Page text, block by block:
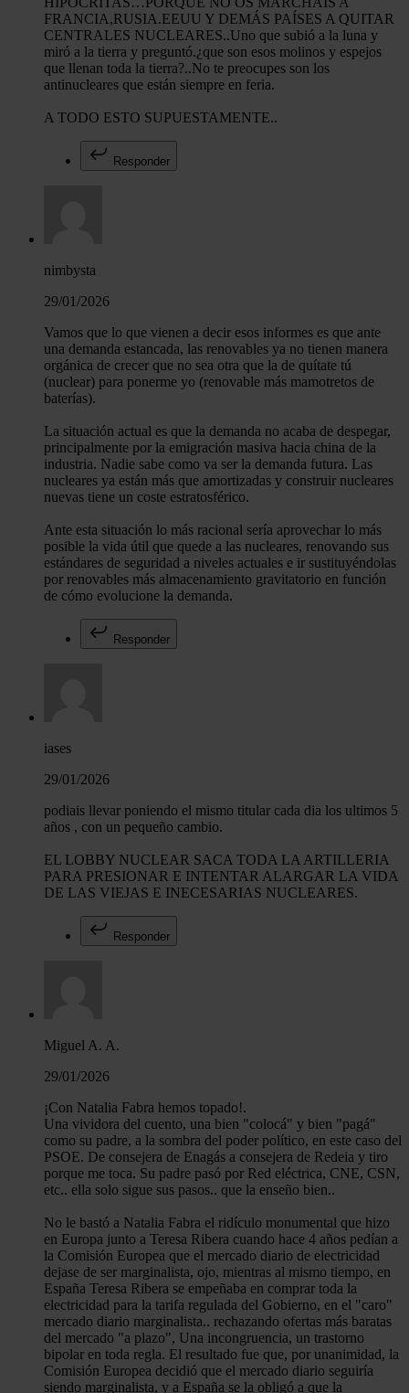
FRANCIA,RUSIA.EEUU Y DEMÁS PAÍSES A QUITAR
CENTRALES NUCLEARES..Uno que subió a la luna y
miró a la tierra y preguntó.¿que son esos molinos y espejos
que llenan toda la tierra?..No te preocupes son los
antinucleares que están siempre en feria.
A TODO ESTO SUPUESTAMENTE..
Responder
nimbysta
29/01/2026
Vamos que lo que vienen a decir esos informes es que ante
una demanda estancada, las renovables ya no tienen manera
orgánica de crecer que no sea otra que la de quítate tú
(nuclear) para ponerme yo (renovable más mamotretos de
baterías).
La situación actual es que la demanda no acaba de despegar,
principalmente por la emigración masiva hacia china de la
industria. Nadie sabe como va ser la demanda futura. Las
nucleares ya están más que amortizadas y construir nucleares
nuevas tiene un coste estratosférico.
Ante esta situación lo más racional sería aprovechar lo más
posible la vida útil que quede a las nucleares, renovando sus
estándares de seguridad a niveles actuales e ir sustituyéndolas
por renovables más almacenamiento gravitatorio en función
de cómo evolucione la demanda.
Responder
iases
29/01/2026
podiais llevar poniendo el mismo titular cada dia los ultimos 5
años , con un pequeño cambio.
EL LOBBY NUCLEAR SACA TODA LA ARTILLERIA
PARA PRESIONAR E INTENTAR ALARGAR LA VIDA
DE LAS VIEJAS E INECESARIAS NUCLEARES.
Responder
Miguel A. A.
29/01/2026
¡Con Natalia Fabra hemos topado!.
Una vividora del cuento, una bien "colocá" y bien "pagá"
como su padre, a la sombra del poder político, en este caso del
PSOE. De consejera de Enagás a consejera de Redeia y tiro
porque me toca. Su padre pasó por Red eléctrica, CNE, CSN,
etc.. ella solo sigue sus pasos.. que la enseño bien..
No le bastó a Natalia Fabra el ridículo monumental que hizo
en Europa junto a Teresa Ribera cuando hace 4 años pedían a
la Comisión Europea que el mercado diario de electricidad
dejase de ser marginalista, ojo, mientras al mismo tiempo, en
España Teresa Ribera se empeñaba en comprar toda la
electricidad para la tarifa regulada del Gobierno, en el "caro"
mercado diario marginalista.. rechazando ofertas más baratas
del mercado "a plazo", Una incongruencia, un trastorno
bipolar en toda regla. El resultado fue que, por unanimidad, la
Comisión Europea decidió que el mercado diario seguiría
siendo marginalista, y a España se la obligó a que la